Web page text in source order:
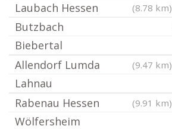
Laubach Hessen
(8.78 km)
Butzbach
Biebertal
Allendorf Lumda (9.47 km)
Lahnau
Rabenau Hessen (9.91 km)
Wölfersheim